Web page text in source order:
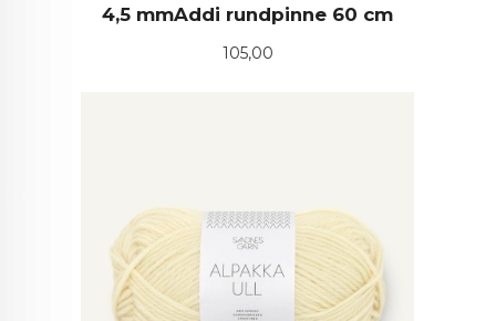
4,5 mmAddi rundpinne 60 cm
Pris
105,00